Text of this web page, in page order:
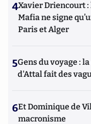
4Xavier Driencourt :
Mafia ne signe
Paris et Alger
5Gens du voyage :
d'Attal fait des
6Et Dominique de
macronisme